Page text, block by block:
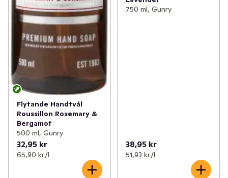
Flytande Handtvål
Roussillon Rosemary &
Bergamot
500 ml, Gunry
32,95 kr
65,90 kr /l
750 ml, Gunry
38,95 kr
51,93 kr /l